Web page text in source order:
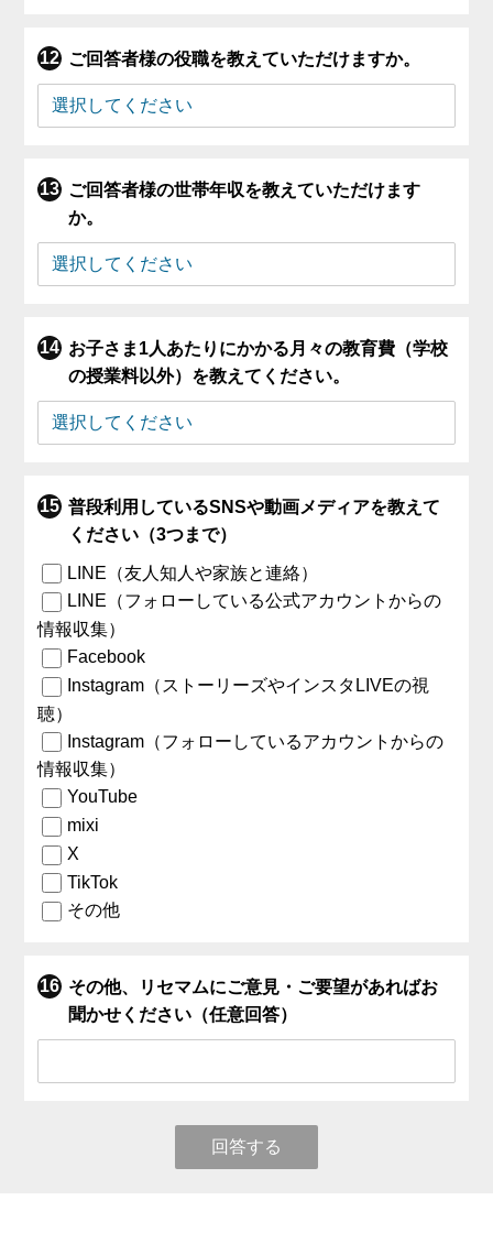
ご回答者様の役職を教えていただけますか。
ご回答者様の世帯年収を教えていただけます
か。
お子さま1人あたりにかかる月々の教育費（学校
の授業料以外）を教えてください。
普段利用しているSNSや動画メディアを教えて
ください（3つまで）
LINE（友人知人や家族と連絡）
LINE（フォローしている公式アカウントからの
情報収集）
Facebook
Instagram（ストーリーズやインスタLIVEの視
聴）
Instagram（フォローしているアカウントからの
情報収集）
YouTube
mixi
X
TikTok
その他
その他、リセマムにご意見・ご要望があればお
聞かせください（任意回答）
回答する